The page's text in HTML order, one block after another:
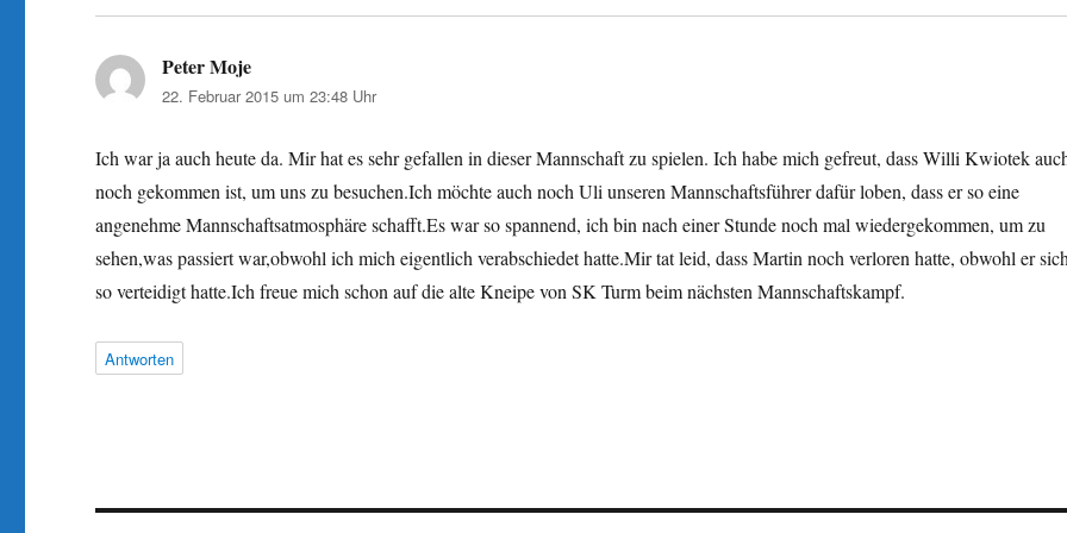
Peter Moje
22. Februar 2015 um 23:48 Uhr
Ich war ja auch heute da. Mir hat es sehr gefallen in dieser Mannschaft zu spielen. Ich habe mich gefreut, dass Willi Kwiotek
noch gekommen ist, um uns zu besuchen.Ich möchte auch noch Uli unseren Mannschaftsführer dafür loben, dass er so eine
angenehme Mannschaftsatmosphäre schafft.Es war so spannend, ich bin nach einer Stunde noch mal wiedergekommen, um zu
sehen,was passiert war,obwohl ich mich eigentlich verabschiedet hatte.Mir tat leid, dass Martin noch verloren hatte, obwohl er
so verteidigt hatte.Ich freue mich schon auf die alte Kneipe von SK Turm beim nächsten Mannschaftskampf.
Antworten